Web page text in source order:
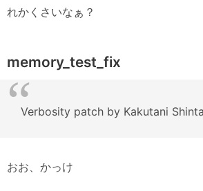
れかくさいなぁ？
memory_test_fix
Verbosity patch by Kakutani
おお、かっけ